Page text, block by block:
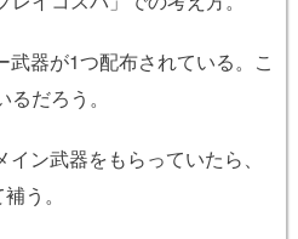
器が1つ配布されている。こ
だろう。
ン武器をもらっていたら、
う。